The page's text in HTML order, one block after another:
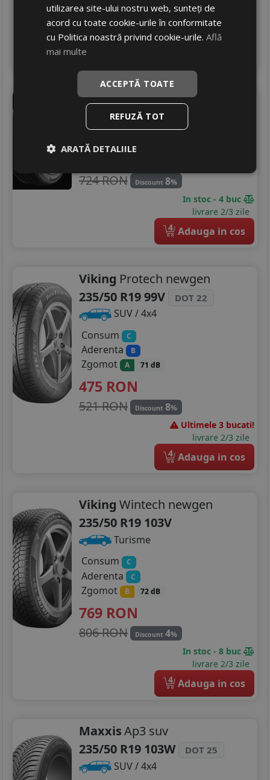
Discount8 %
Ultimele 2 bucati!
livrare 2/3 zile
TigarSummer 3 suv
235/50 R19 99V
724 RON Discount 8%
In stoc - 4 buc
livrare 2/3 zile
4 Adauga in cos
Viking Protech newgen
235/50 R19 99V
DOT 22
SUV / 4x4
Consum
C
Aderenta B
Zgomot A 71 dB
475 RON
521 RON Discount 8%
Ultimele 3 bucati!
livrare 2/3 zile
4 Adauga in cos
Viking Wintech newgen
235/50 R19 103V
Turisme
Consum
C
Aderenta C
Zgomot B 72 dB
769 RON
806 RON Discount 4%
In stoc - 8 buc
livrare 2/3 zile
4 Adauga in cos
MaxxisAp3 suv
235/50 R19 103W
DOT 25
SUV / 4x4
utilizarea site-ului nostru web, sunteți de
acord cu toate cookie-urile în conformitate
cu Politica noastră privind cookie-urile.Află
mai multe
ACCEPTĂ TOATE
REFUZĂ TOT
ARATĂ DETALIILE